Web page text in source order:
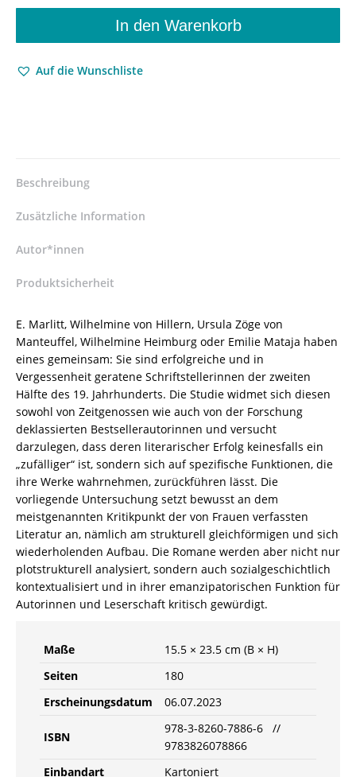
–
von
–
Bianca
–
9783826078866
978-
3-
8260-
7886-
6
/
978-
3-
8260-
7886-
6
Menge
In den Warenkorb
Auf die Wunschliste
Beschreibung
Zusätzliche Information
Autor*innen
Produktsicherheit
E. Marlitt, Wilhelmine von Hillern, Ursula Zöge von
Manteuffel, Wilhelmine Heimburg oder Emilie Mataja haben
eines gemeinsam: Sie sind erfolgreiche und in
Vergessenheit geratene Schriftstellerinnen der zweiten
Hälfte des 19. Jahrhunderts. Die Studie widmet sich diesen
sowohl von Zeitgenossen wie auch von der Forschung
deklassierten Bestsellerautorinnen und versucht
darzulegen, dass deren literarischer Erfolg keinesfalls ein
„zufälliger“ ist, sondern sich auf spezifische Funktionen, die
ihre Werke wahrnehmen, zurückführen lässt. Die
vorliegende Untersuchung setzt bewusst an dem
meistgenannten Kritikpunkt der von Frauen verfassten
Literatur an, nämlich am strukturell gleichförmigen und sich
wiederholenden Aufbau. Die Romane werden aber nicht nur
plotstrukturell analysiert, sondern auch sozialgeschichtlich
kontextualisiert und in ihrer emanzipatorischen Funktion für
Autorinnen und Leserschaft kritisch gewürdigt.
Maße
15.5 × 23.5 cm (B × H)
Seiten
180
Erscheinungsdatum
06.07.2023
ISBN
978-3-8260-7886-6 //
9783826078866
Einbandart
Kartoniert